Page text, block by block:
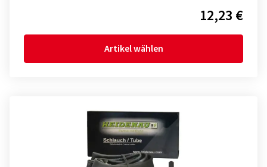
12,23 €
Artikel wählen